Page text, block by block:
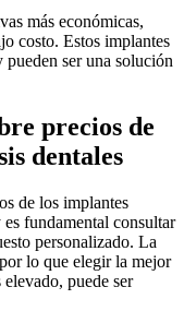
más económicas,
costo. Estos implantes
ser una solución
precios de
dentales
de los implantes
fundamental consultar
personalizado. La
lo que elegir la mejor
puede ser